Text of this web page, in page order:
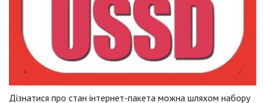
Дізнатися про стан інтернет-пакета можна шляхом набору